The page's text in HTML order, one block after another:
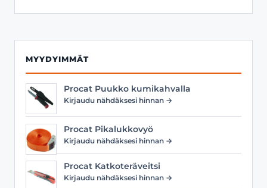
MYYDYIMMÄT
Procat Puukko kumikahvalla
Kirjaudu nähdäksesi hinnan →
Procat Pikalukkovyö
Kirjaudu nähdäksesi hinnan →
Procat Katkoteräveitsi
Kirjaudu nähdäksesi hinnan →